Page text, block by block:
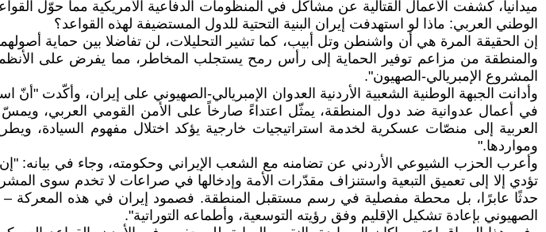
ميدانياً، كشفت الأعمال القتالية عن مشاكل في المنظومات الدفاعية الأمريكية مما حوّل
الوطني العربي: ماذا لو استهدفت إيران البنية التحتية للدول المستضيفة لهذه القواعد؟
إن الحقيقة المرة هي أن واشنطن وتل أبيب، كما تشير التحليلات، لن تفاضلا بين حماية
والمنطقة من مزاعم توفير الحماية إلى رأس رمح يستجلب المخاطر، مما يفرض على الأنظمة
المشروع الإمبريالي-الصهيون".
وأدانت الجبهة الوطنية الشعبية الأردنية العدوان الإمبريالي-الصهيوني على إيران، وأكّدت "أنّ
في أعمال عدوانية ضد دول المنطقة، يمثّل اعتداءً صارخاً على الأمن القومي العربي،
العربية إلى منصّات عسكرية لخدمة استراتيجيات خارجية يؤكد اختلال مفهوم السيادة،
ومواردها."
وأعرب الحزب الشيوعي الأردني عن تضامنه مع الشعب الإيراني وحكومته، وجاء في بيانه:
تؤدي إلا إلى تعميق التبعية واستنزاف مقدّرات الأمة وإدخالها في صراعات لا تخدم سوى
حدثًا عابرًا، بل محطة مفصلية في رسم مستقبل المنطقة. فصمود إيران في هذه المعركة –
الصهيوني بإعادة تشكيل الإقليم وفق رؤيته التوسعية، وأطماعه التوراتية".